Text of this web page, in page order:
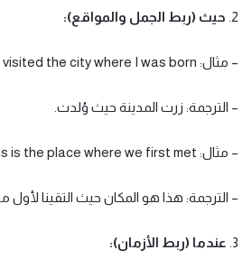
2. حيث (ربط الجمل والمواقع):
– مثال: I visited the city where I was born.
– الترجمة: زرت المدينة حيث وُلدت.
– مثال: This is the place where we first met.
– الترجمة: هذا هو المكان حيث التقينا لأول
3. عندما (ربط الأزمان):